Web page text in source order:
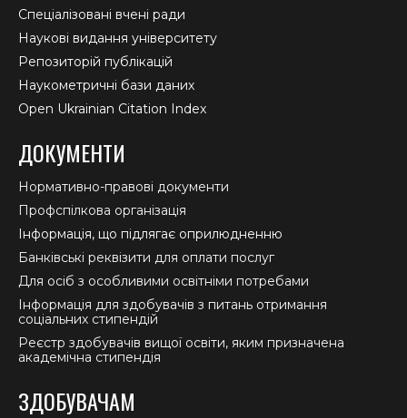
Спеціалізовані вчені ради
Наукові видання університету
Репозиторій публікацій
Наукометричні бази даних
Open Ukrainian Citation Index
ДОКУМЕНТИ
Нормативно-правові документи
Профспілкова організація
Інформація, що підлягає оприлюдненню
Банківські реквізити для оплати послуг
Для осіб з особливими освітніми потребами
Інформація для здобувачів з питань отримання
соціальних стипендій
Реєстр здобувачів вищої освіти, яким призначена
академічна стипендія
ЗДОБУВАЧАМ